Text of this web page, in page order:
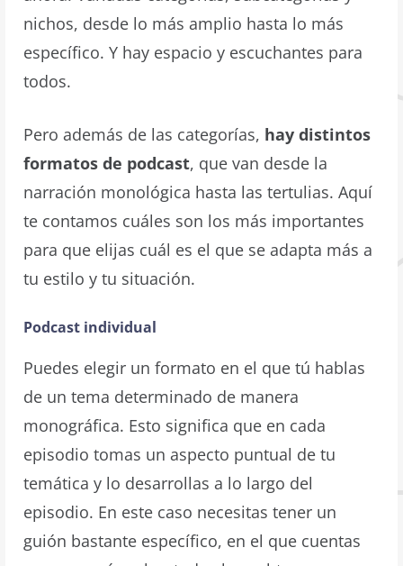
nichos, desde lo más amplio hasta lo más
específico. Y hay espacio y escuchantes para
todos.
Pero además de las categorías, hay distintos
formatos de podcast, que van desde la
narración monológica hasta las tertulias. Aquí
te contamos cuáles son los más importantes
para que elijas cuál es el que se adapta más a
tu estilo y tu situación.
Podcast individual
Puedes elegir un formato en el que tú hablas
de un tema determinado de manera
monográfica. Esto significa que en cada
episodio tomas un aspecto puntual de tu
temática y lo desarrollas a lo largo del
episodio. En este caso necesitas tener un
guión bastante específico, en el que cuentas